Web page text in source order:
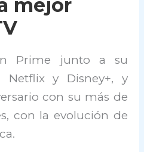
mejor
Prime junto a su
Netflix y Disney+, y
con su más de
con la evolución de